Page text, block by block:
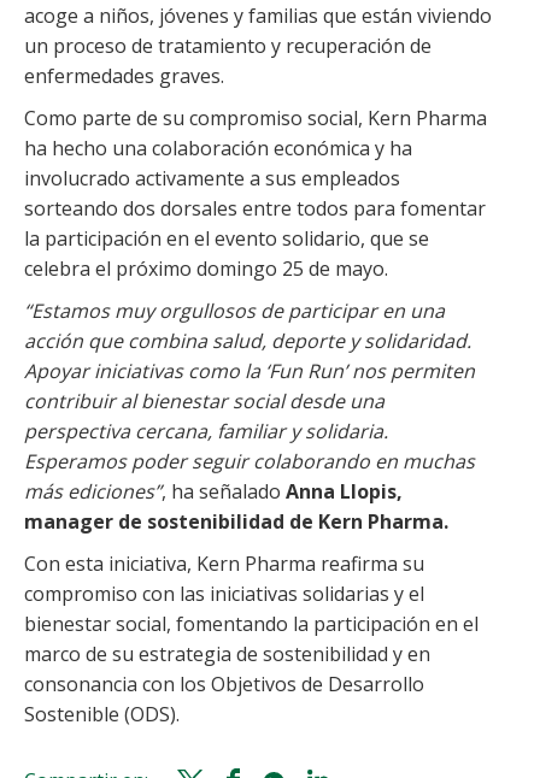
acoge a niños, jóvenes y familias que están viviendo
un proceso de tratamiento y recuperación de
enfermedades graves.
Como parte de su compromiso social, Kern Pharma
ha hecho una colaboración económica y ha
involucrado activamente a sus empleados
sorteando dos dorsales entre todos para fomentar
la participación en el evento solidario, que se
celebra el próximo domingo 25 de mayo.
“Estamos muy orgullosos de participar en una
acción que combina salud, deporte y solidaridad.
Apoyar iniciativas como la ‘Fun Run’ nos permiten
contribuir al bienestar social desde una
perspectiva cercana, familiar y solidaria.
Esperamos poder seguir colaborando en muchas
más ediciones”, ha señalado Anna Llopis,
manager de sostenibilidad de Kern Pharma.
Con esta iniciativa, Kern Pharma reafirma su
compromiso con las iniciativas solidarias y el
bienestar social, fomentando la participación en el
marco de su estrategia de sostenibilidad y en
consonancia con los Objetivos de Desarrollo
Sostenible (ODS).